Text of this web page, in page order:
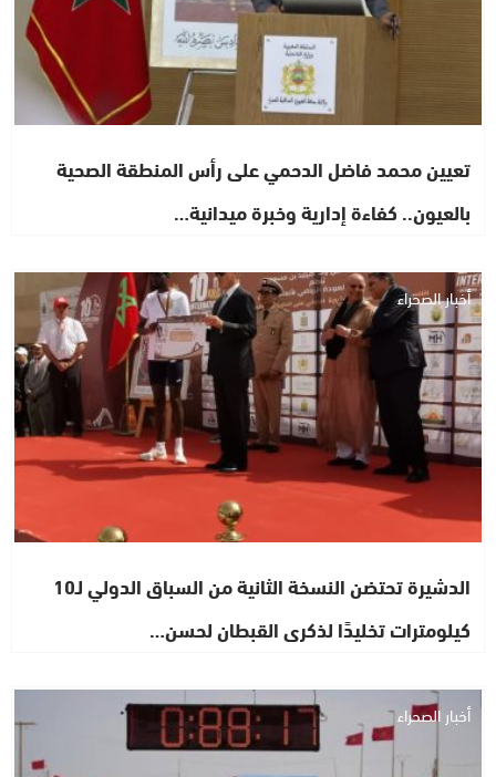
تعيين محمد فاضل الدحمي على رأس المنطقة الصحية
بالعيون.. كفاءة إدارية وخبرة ميدانية…
أخبار الصحراء
الدشيرة تحتضن النسخة الثانية من السباق الدولي لـ10
كيلومترات تخليدًا لذكرى القبطان لحسن…
أخبار الصحراء